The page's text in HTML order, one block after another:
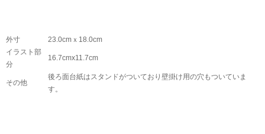
外寸
23.0cmｘ18.0cm
イラスト部
分
16.7cmx11.7cm
その他
後ろ面台紙はスタンドがついており壁掛け用の穴もついていま
す。